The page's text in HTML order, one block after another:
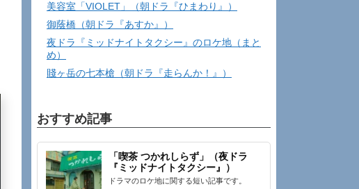
美容室「VIOLET」（朝ドラ『ひまわり』）
御蔭橋（朝ドラ『あすか』）
夜ドラ『ミッドナイトタクシー』のロケ地（まと
め）
賤ヶ岳の七本槍（朝ドラ『走らんか！』）
おすすめ記事
「喫茶 つかれしらず」（夜ドラ
『ミッドナイトタクシー』）
ドラマのロケ地に関する短い記事です。